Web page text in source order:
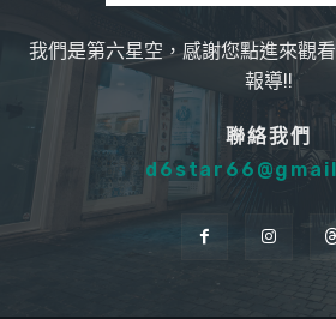
我們是第六星空，感謝您點進來觀
報導!!
聯絡我們